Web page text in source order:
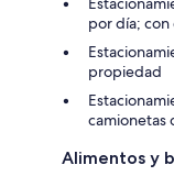
por día;
propiedad
camionetas
Alimentos y